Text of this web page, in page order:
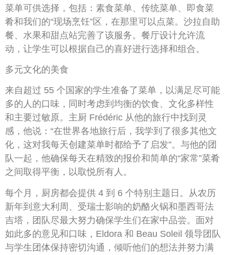
菜单可供选择，包括：素食菜单、传统菜单、即食菜
肴和我们的“现场烹饪”区，在那里可以点菜。沙拉自助
餐、水果和甜点站完善了该服务。餐厅设计允许流
动，让学生可以根据自己的喜好进行选择和组合。
多元文化的美食
来自超过 55 个国家的学生准备了菜单，以满足尽可能
多的人的口味，同时考虑到均衡的饮食、文化多样性
和主要过敏原。主厨 Frédéric 从他的旅行中找到灵
感，他说：“在世界各地旅行后，我学到了很多其他文
化，这对我每天创建菜单时都给予了启发”。与他的团
队一起，他确保每天在精致的报价和简单的“家常”菜肴
之间取得平衡，以取悦所有人。
每个月，厨房都会提供 4 到 6 个特别主题日。从农历
新年到意大利周、受瑞士影响的奶酪火锅和墨西哥法
吉塔，团队尽最大努力确保学生们在家中品尝。面对
如此多的意见和口味，Eldora 和 Beau Soleil 领导团队
与学生团体保持密切沟通，倾听他们的想法并努力满